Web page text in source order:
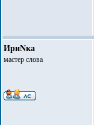
ИриNка
мастер слова